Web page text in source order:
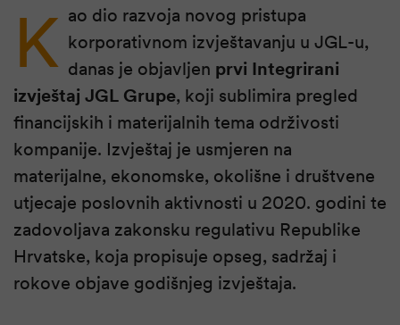
K ao dio razvoja novog pristupa
korporativnom izvještavanju u JGL-u,
danas je objavljen prvi Integrirani
izvještaj JGL Grupe, koji sublimira pregled
financijskih i materijalnih tema održivosti
kompanije. Izvještaj je usmjeren na
materijalne, ekonomske, okolišne i društvene
utjecaje poslovnih aktivnosti u 2020. godini te
zadovoljava zakonsku regulativu Republike
Hrvatske, koja propisuje opseg, sadržaj i
rokove objave godišnjeg izvještaja.